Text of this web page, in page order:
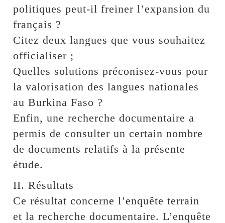
politiques peut-il freiner l’expansion du
français ?
Citez deux langues que vous souhaitez
officialiser ;
Quelles solutions préconisez-vous pour
la valorisation des langues nationales
au Burkina Faso ?
Enfin, une recherche documentaire a
permis de consulter un certain nombre
de documents relatifs à la présente
étude.
II. Résultats
Ce résultat concerne l’enquête terrain
et la recherche documentaire. L’enquête